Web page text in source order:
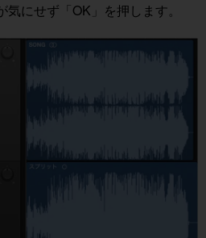
にせず「OK」を押します。